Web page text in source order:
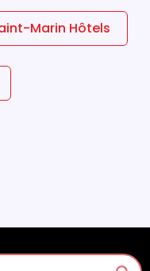
Marin Hôtels